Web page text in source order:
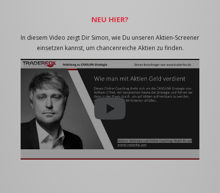
NEU HIER?
In diesem Video zeigt Dir Simon, wie Du unseren Aktien-Screener
einsetzen kannst, um chancenreiche Aktien zu finden.